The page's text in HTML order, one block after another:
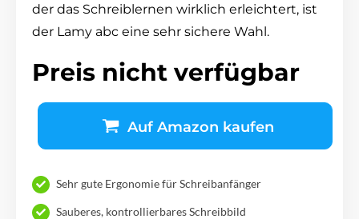
der das Schreiblernen wirklich erleichtert, ist
der Lamy abc eine sehr sichere Wahl.
Preis nicht verfügbar
Auf Amazon kaufen
Sehr gute Ergonomie für Schreibanfänger
Sauberes, kontrollierbares Schreibbild